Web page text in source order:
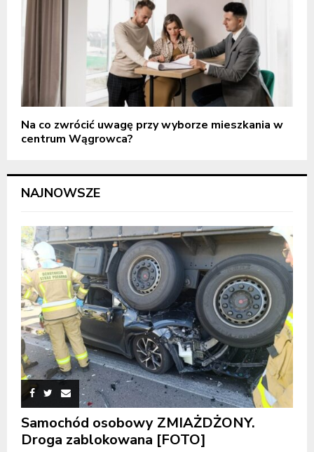
Na co zwrócić uwagę przy wyborze mieszkania w
centrum Wągrowca?
NAJNOWSZE
Samochód osobowy ZMIAŻDŻONY.
Droga zablokowana [FOTO]